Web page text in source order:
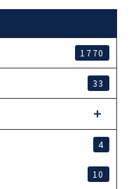
1770
33
4
10